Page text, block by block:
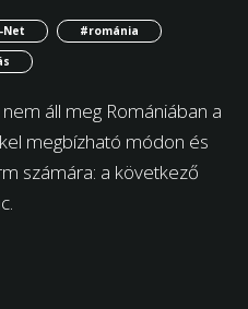
Net
#románia
áll meg Romániában a
megbízható módon és
számára: a következő